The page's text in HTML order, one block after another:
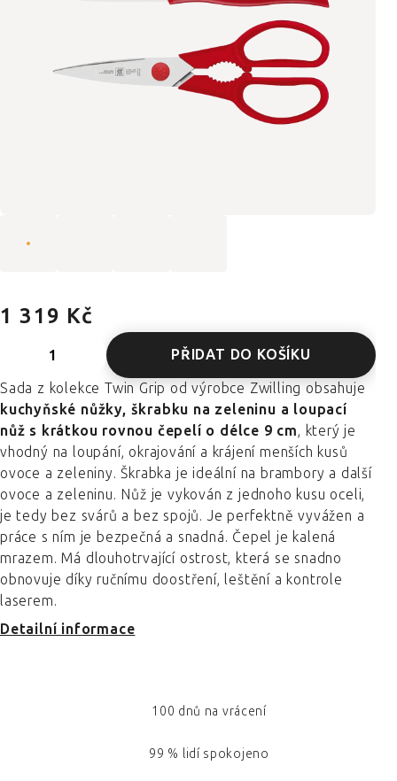
1 319 Kč
PŘIDAT DO KOŠÍKU
Sada z kolekce Twin Grip od výrobce Zwilling obsahuje
kuchyňské nůžky, škrabku na zeleninu a loupací
nůž s krátkou rovnou čepelí o délce 9 cm, který je
vhodný na loupání, okrajování a krájení menších kusů
ovoce a zeleniny. Škrabka je ideální na brambory a další
ovoce a zeleninu. Nůž je vykován z jednoho kusu oceli,
je tedy bez svárů a bez spojů. Je perfektně vyvážen a
práce s ním je bezpečná a snadná. Čepel je kalená
mrazem. Má dlouhotrvající ostrost, která se snadno
obnovuje díky ručnímu doostření, leštění a kontrole
laserem.
Detailní informace
100 dnů na vrácení
99 % lidí spokojeno